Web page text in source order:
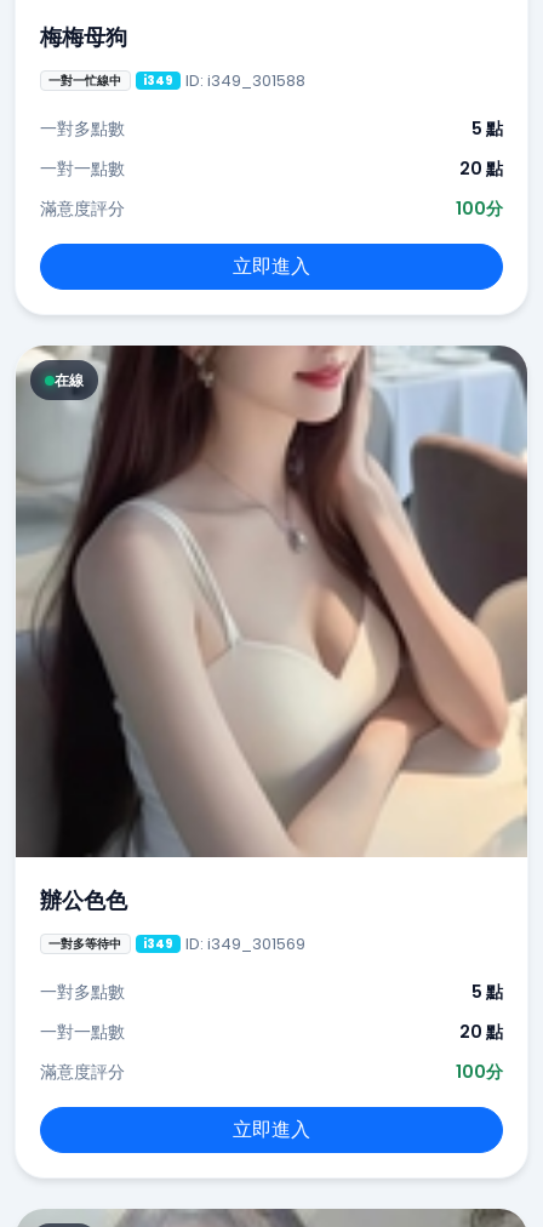
梅梅母狗
一對一忙線中 i349 ID: i349_301588
一對多點數
5 點
一對一點數
20 點
滿意度評分
100分
立即進入
在線
辦公色色
一對多等待中 i349 ID: i349_301569
一對多點數
5 點
一對一點數
20 點
滿意度評分
100分
立即進入